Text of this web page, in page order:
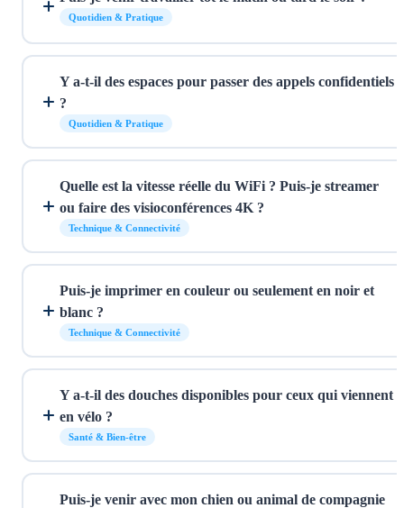
Quotidien & Pratique
Y a-t-il des espaces pour passer des appels confidentiels
?
Quotidien & Pratique
Quelle est la vitesse réelle du WiFi ? Puis-je streamer
ou faire des visioconférences 4K ?
Technique & Connectivité
Puis-je imprimer en couleur ou seulement en noir et
blanc ?
Technique & Connectivité
Y a-t-il des douches disponibles pour ceux qui viennent
en vélo ?
Santé & Bien-être
Puis-je venir avec mon chien ou animal de compagnie